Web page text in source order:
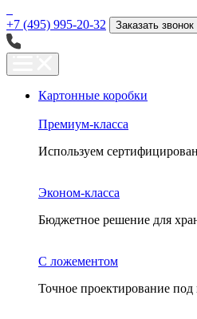
+7 (495) 995-20-32 Заказать звонок
Картонные коробки
Премиум-класса
Используем
Эконом-класса
Бюджетное решение для
С ложементом
Точное проектирование